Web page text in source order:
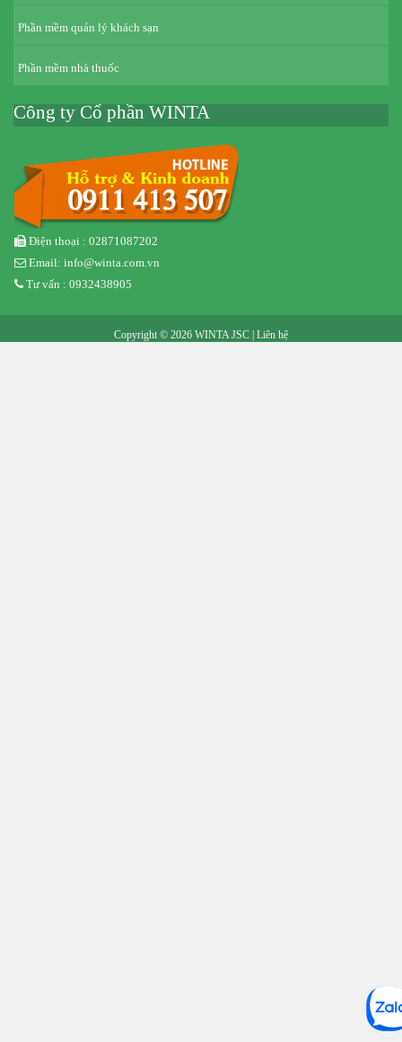
Phần mềm quản lý khách sạn
Phần mềm nhà thuốc
Công ty Cổ phần WINTA
Điện thoại : 02871087202
Email: info@winta.com.vn
Tư vấn : 0932438905
Copyright © 2026 WINTA JSC | Liên hệ